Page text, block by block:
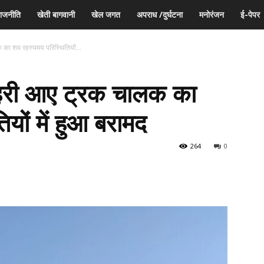
खेती बागवानी खेल जगत अपराध /दुर्घटना मनोरंजन ई-पेपर
शव रहस्यमय परिस्थितियों...
आए ट्रक चालक का
में हुआ बरामद
0
264